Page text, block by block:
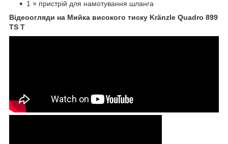
1 × пристрій для намотування шланга
Відеоогляди на Мийка високого тиску Kränzle Quadro 899
TS T